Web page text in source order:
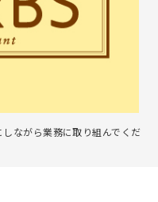
ながら業務に取り組んでくだ